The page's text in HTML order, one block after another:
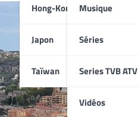
Hong-Kong
Japon
Taïwan
Musique
Séries
Series TVB ATV
Vidéos